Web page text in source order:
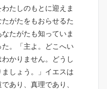
たしのもとに迎えま
がたをもおらせるた
たがたも知っていま
。「主よ。どこへい
かりません。どうし
しょう。」イエスは
あり、真理であり、